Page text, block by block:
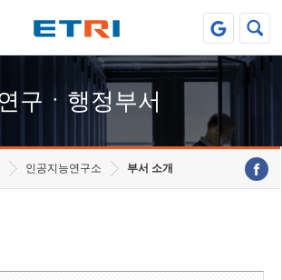
구ㆍ행정부서
인공지능연구소 부서 소개